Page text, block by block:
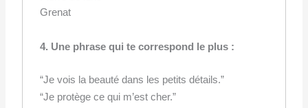
Grenat
4. Une phrase qui te correspond le plus :
“Je vois la beauté dans les petits détails.”
“Je protège ce qui m’est cher.”